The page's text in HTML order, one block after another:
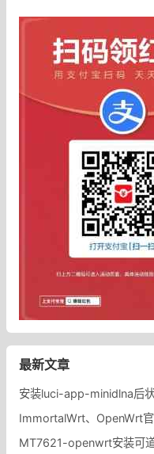
最新文章
ImmortalWrt、OpenWrt
MT7621-openwrt安装可